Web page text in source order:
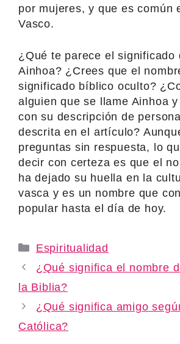
por mujeres, y que es común
Vasco.
¿Qué te parece el significado
Ainhoa? ¿Crees que el
significado bíblico oculto?
alguien que se llame Ainhoa
con su descripción de
descrita en el artículo?
preguntas sin respuesta, lo
decir con certeza es que el
ha dejado su huella en la
vasca y es un nombre que
popular hasta el día de hoy.
Categories
Espiritualidad
¿Qué significa el nombre
la Biblia?
¿Qué significa amigo
Católica?